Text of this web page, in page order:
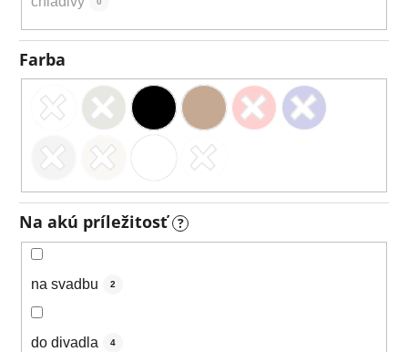
Farba
Na akú príležitosť ?
na svadbu 2
do divadla 4